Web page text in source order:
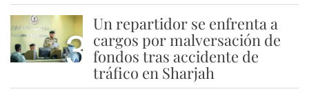
3
Un repartidor se enfrenta a
cargos por malversación de
fondos tras accidente de
tráfico en Sharjah